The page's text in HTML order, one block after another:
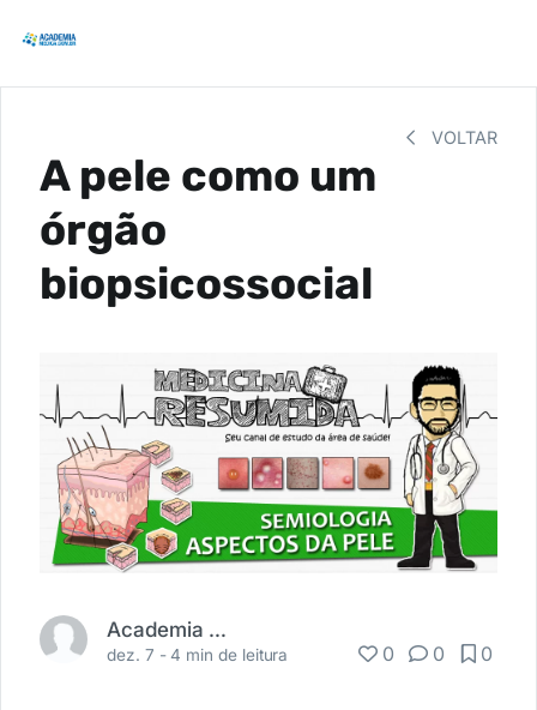
VOLTAR
A pele como um
órgão
biopsicossocial
Academia Médica
dez. 7 -4 min de leitura 0 0 0